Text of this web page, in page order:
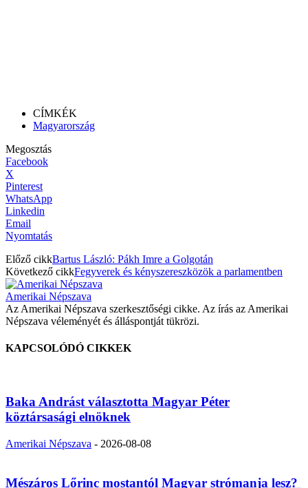
CÍMKÉK
Magyarország
Megosztás
Facebook
X
Pinterest
WhatsApp
Linkedin
Email
Nyomtatás
Előző cikkBartus László: Pákh Imre a Golgotán
Következő cikkFegyverek és kényszereszközök a parlamentben
Amerikai Népszava
Az Amerikai Népszava szerkesztőségi cikke. Az írás az Amerikai
Népszava véleményét és álláspontját tükrözi.
KAPCSOLÓDÓ CIKKEK
Baka Andrást választotta Magyar Péter
köztársasági elnöknek
Amerikai Népszava - 2026-08-08
Mészáros Lőrinc mostantól Magyar strómanja lesz?